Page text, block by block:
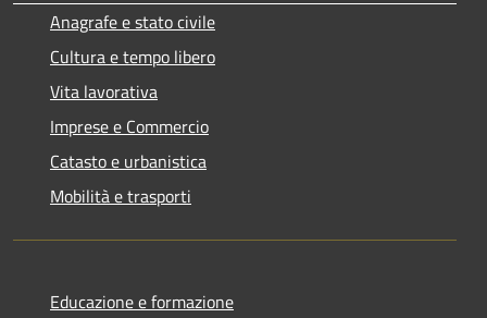
Anagrafe e stato civile
Cultura e tempo libero
Vita lavorativa
Imprese e Commercio
Catasto e urbanistica
Mobilità e trasporti
Educazione e formazione